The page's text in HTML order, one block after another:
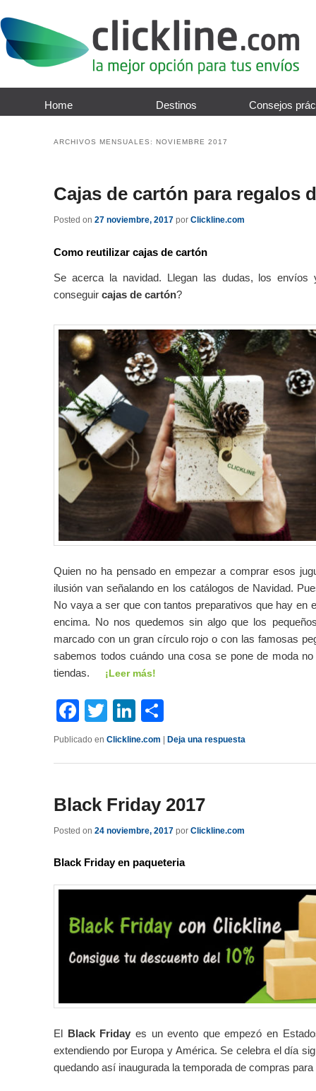
Home Destinos Consejos
ARCHIVOS MENSUALES: NOVIEMBRE 2017
Cajas de cartón para regalos
Posted on 27 noviembre, 2017 por Clickline.com
Como reutilizar cajas de cartón
Se acerca la navidad. Llegan las dudas, los
conseguir cajas de cartón?
Quien no ha pensado en empezar a comprar esos
ilusión van señalando en los catálogos de Navidad.
No vaya a ser que con tantos preparativos que hay en
encima. No nos quedemos sin algo que los
marcado con un gran círculo rojo o con las famosas
sabemos todos cuándo una cosa se pone de moda
tiendas.
¡Leer más!
Facebook
TwitterLinkedIn
Publicado en Clickline.com | Deja una respuesta
Black Friday 2017
Posted on 24 noviembre, 2017 por Clickline.com
Black Friday en paqueteria
El Black Friday es un evento que empezó en
extendiendo por Europa y América. Se celebra el día
quedando así inaugurada la temporada de compras